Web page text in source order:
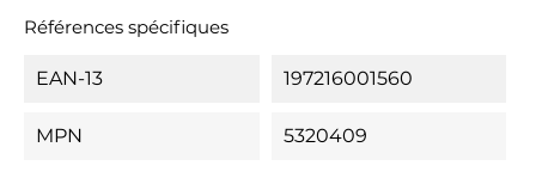
Références spécifiques
EAN-13 197216001560
MPN 5320409